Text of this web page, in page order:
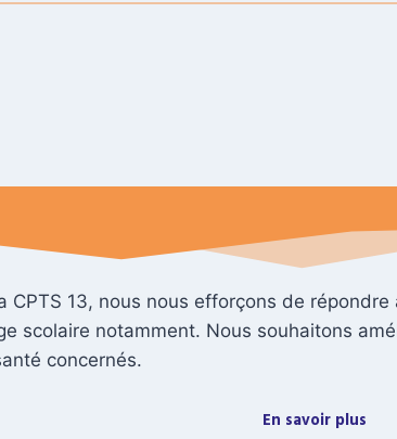
CPTS 13, nous nous efforçons de
scolaire notamment. Nous souhaitons
concernés.
En savoir plus